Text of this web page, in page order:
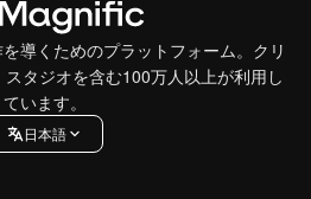
導くためのプラットフォーム。クリ
タジオを含む100万人以上が利用し
ています。
日本語